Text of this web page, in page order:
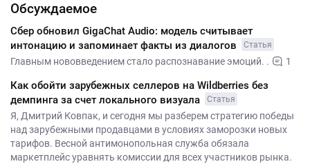
Обсуждаемое
Сбер обновил GigaChat Audio: модель считывает
интонацию и запоминает факты из диалогов
Статья
Главным нововведением стало распознавание эмоций. . 1
Как обойти зарубежных селлеров на Wildberries без
демпинга за счет локального визуала
Статья
Я, Дмитрий Ковпак, и сегодня мы разберем стратегию победы
над зарубежными продавцами в условиях заморозки новых
тарифов. Весной антимонопольная служба обязала
маркетплейс уравнять комиссии для всех участников рынка.